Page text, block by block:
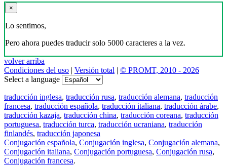
×
Lo sentimos,
Pero ahora puedes traducir solo 5000 caracteres a la vez.
volver arriba
Condiciones del uso | Versión total | © PROMT, 2010 - 2026
Select a language
traducción inglesa, traducción rusa, traducción alemana, traducción
francesa, traducción española, traducción italiana, traducción árabe,
traducción kazaja, traducción china, traducción coreana, traducción
portuguesa, traducción turca, traducción ucraniana, traducción
finlandés, traducción japonesa
Conjugación española, Conjugación inglesa, Conjugación alemana,
Conjugación italiana, Conjugación portuguesa, Conjugación rusa,
Conjugación francesa.